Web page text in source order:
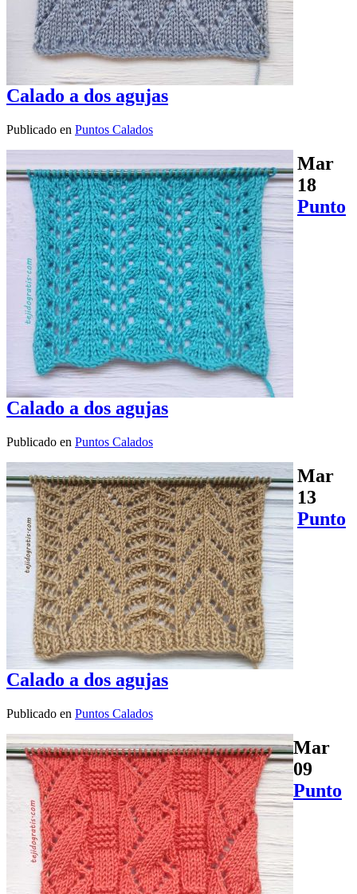
Calado a dos agujas
Publicado en Puntos Calados
Mar
18
Punto
Calado a dos agujas
Publicado en Puntos Calados
Mar
13
Punto
Calado a dos agujas
Publicado en Puntos Calados
Mar
09
Punto